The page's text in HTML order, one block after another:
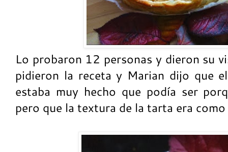
Lo probaron 12 personas y dieron su
pidieron la receta y Marian dijo que
estaba muy hecho que podía ser
pero que la textura de la tarta era